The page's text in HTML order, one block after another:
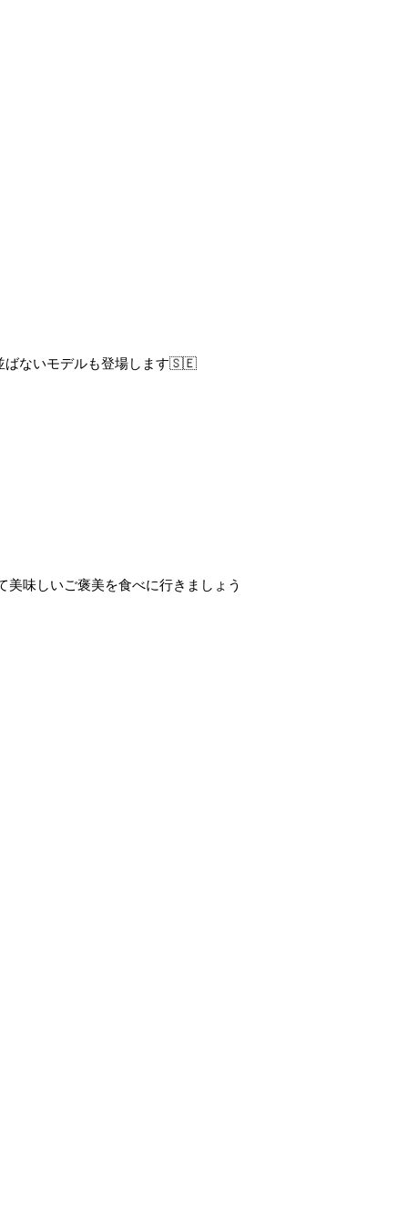
ばないモデルも登場します🇸🇪
美味しいご褒美を食べに行きましょう